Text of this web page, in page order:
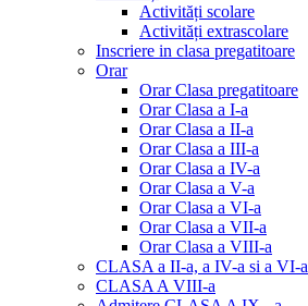
Activități scolare
Activități extrascolare
Inscriere in clasa pregatitoare
Orar
Orar Clasa pregatitoare
Orar Clasa a I-a
Orar Clasa a II-a
Orar Clasa a III-a
Orar Clasa a IV-a
Orar Clasa a V-a
Orar Clasa a VI-a
Orar Clasa a VII-a
Orar Clasa a VIII-a
CLASA a II-a, a IV-a si a VI-a
CLASA A VIII-a